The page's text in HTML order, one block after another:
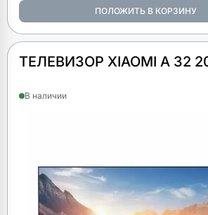
ТЕЛЕВИЗОР XIAOMI A 32
В наличии